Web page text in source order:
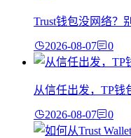
Trust钱包没网络？
2026-08-07 0
从信任出发，TP钱
2026-08-07 0